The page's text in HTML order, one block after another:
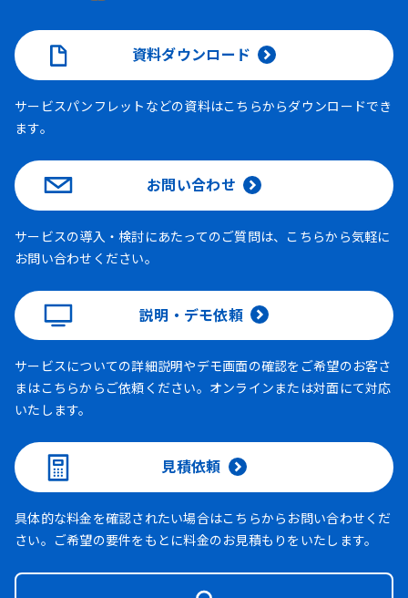
資料ダウンロード
サービスパンフレットなどの資料はこちらからダウンロードでき
ます。
お問い合わせ
サービスの導入・検討にあたってのご質問は、こちらから気軽に
お問い合わせください。
説明・デモ依頼
サービスについての詳細説明やデモ画面の確認をご希望のお客さ
まはこちらからご依頼ください。オンラインまたは対面にて対応
いたします。
見積依頼
具体的な料金を確認されたい場合はこちらからお問い合わせくだ
さい。ご希望の要件をもとに料金のお見積もりをいたします。